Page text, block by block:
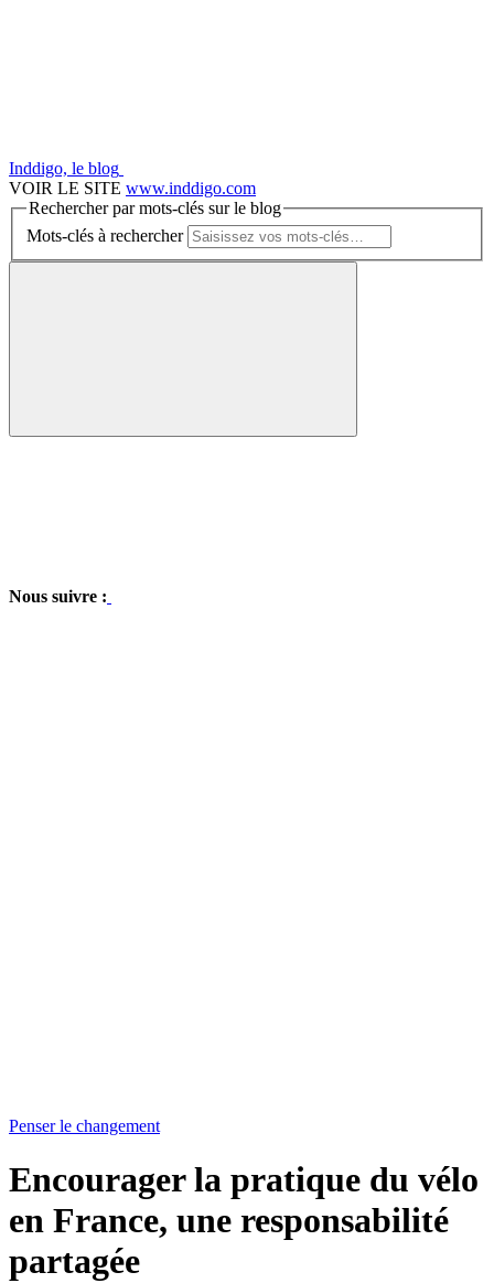
Inddigo, le blog
VOIR LE SITE www.inddigo.com
Rechercher par mots-clés sur le blog
Mots-clés à rechercher
Nous suivre :
Penser le changement
Encourager la pratique du vélo
en France, une responsabilité
partagée